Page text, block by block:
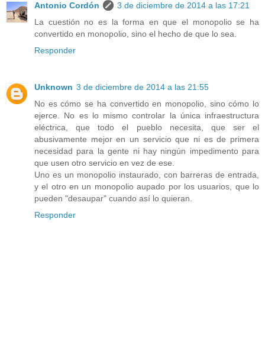
Antonio Cordón
3 de diciembre de 2014 a las 17:21
La cuestión no es la forma en que el monopolio se ha
convertido en monopolio, sino el hecho de que lo sea.
Responder
Unknown 3 de diciembre de 2014 a las 21:55
No es cómo se ha convertido en monopolio, sino cómo lo
ejerce. No es lo mismo controlar la única infraestructura
eléctrica, que todo el pueblo necesita, que ser el
abusivamente mejor en un servicio que ni es de primera
necesidad para la gente ni hay ningún impedimento para
que usen otro servicio en vez de ese.
Uno es un monopolio instaurado, con barreras de entrada,
y el otro en un monopolio aupado por los usuarios, que lo
pueden "desaupar" cuando así lo quieran.
Responder